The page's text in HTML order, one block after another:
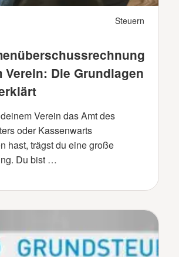
Steuern
Verein: Die Grundlagen
Verein das Amt des
oder Kassenwarts
hast, trägst du eine große
Du bist …